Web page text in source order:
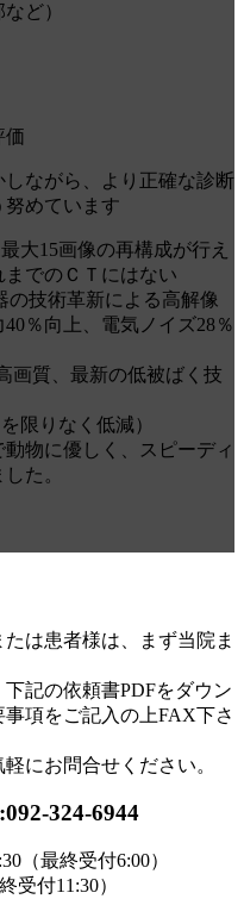
ど）
価
ながら、より正確な診断
努めています
大15画像の再構成が行え
でのＣＴにはない
の技術革新による高解像
％向上、電気ノイズ28％
画質、最新の低被ばく技
限りなく低減）
物に優しく、スピーディ
た。
は患者様は、まず当院ま
記の依頼書PDFをダウン
項をご記入の上FAX下さ
にお問合せください。
324-6944
（最終受付6:00）
受付11:30）